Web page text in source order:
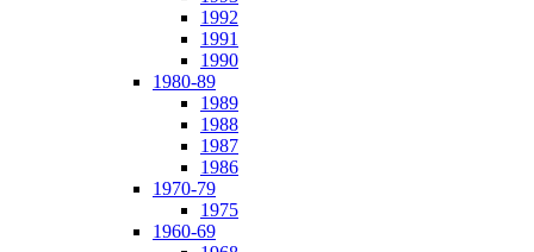
1992
1991
1990
1980-89
1989
1988
1987
1986
1970-79
1975
1960-69